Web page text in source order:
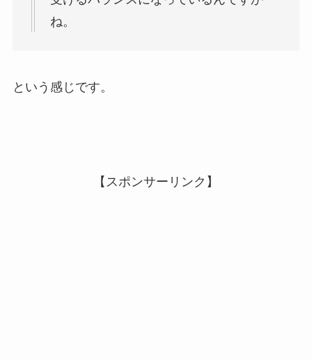
ね。
という感じです。
【スポンサーリンク】